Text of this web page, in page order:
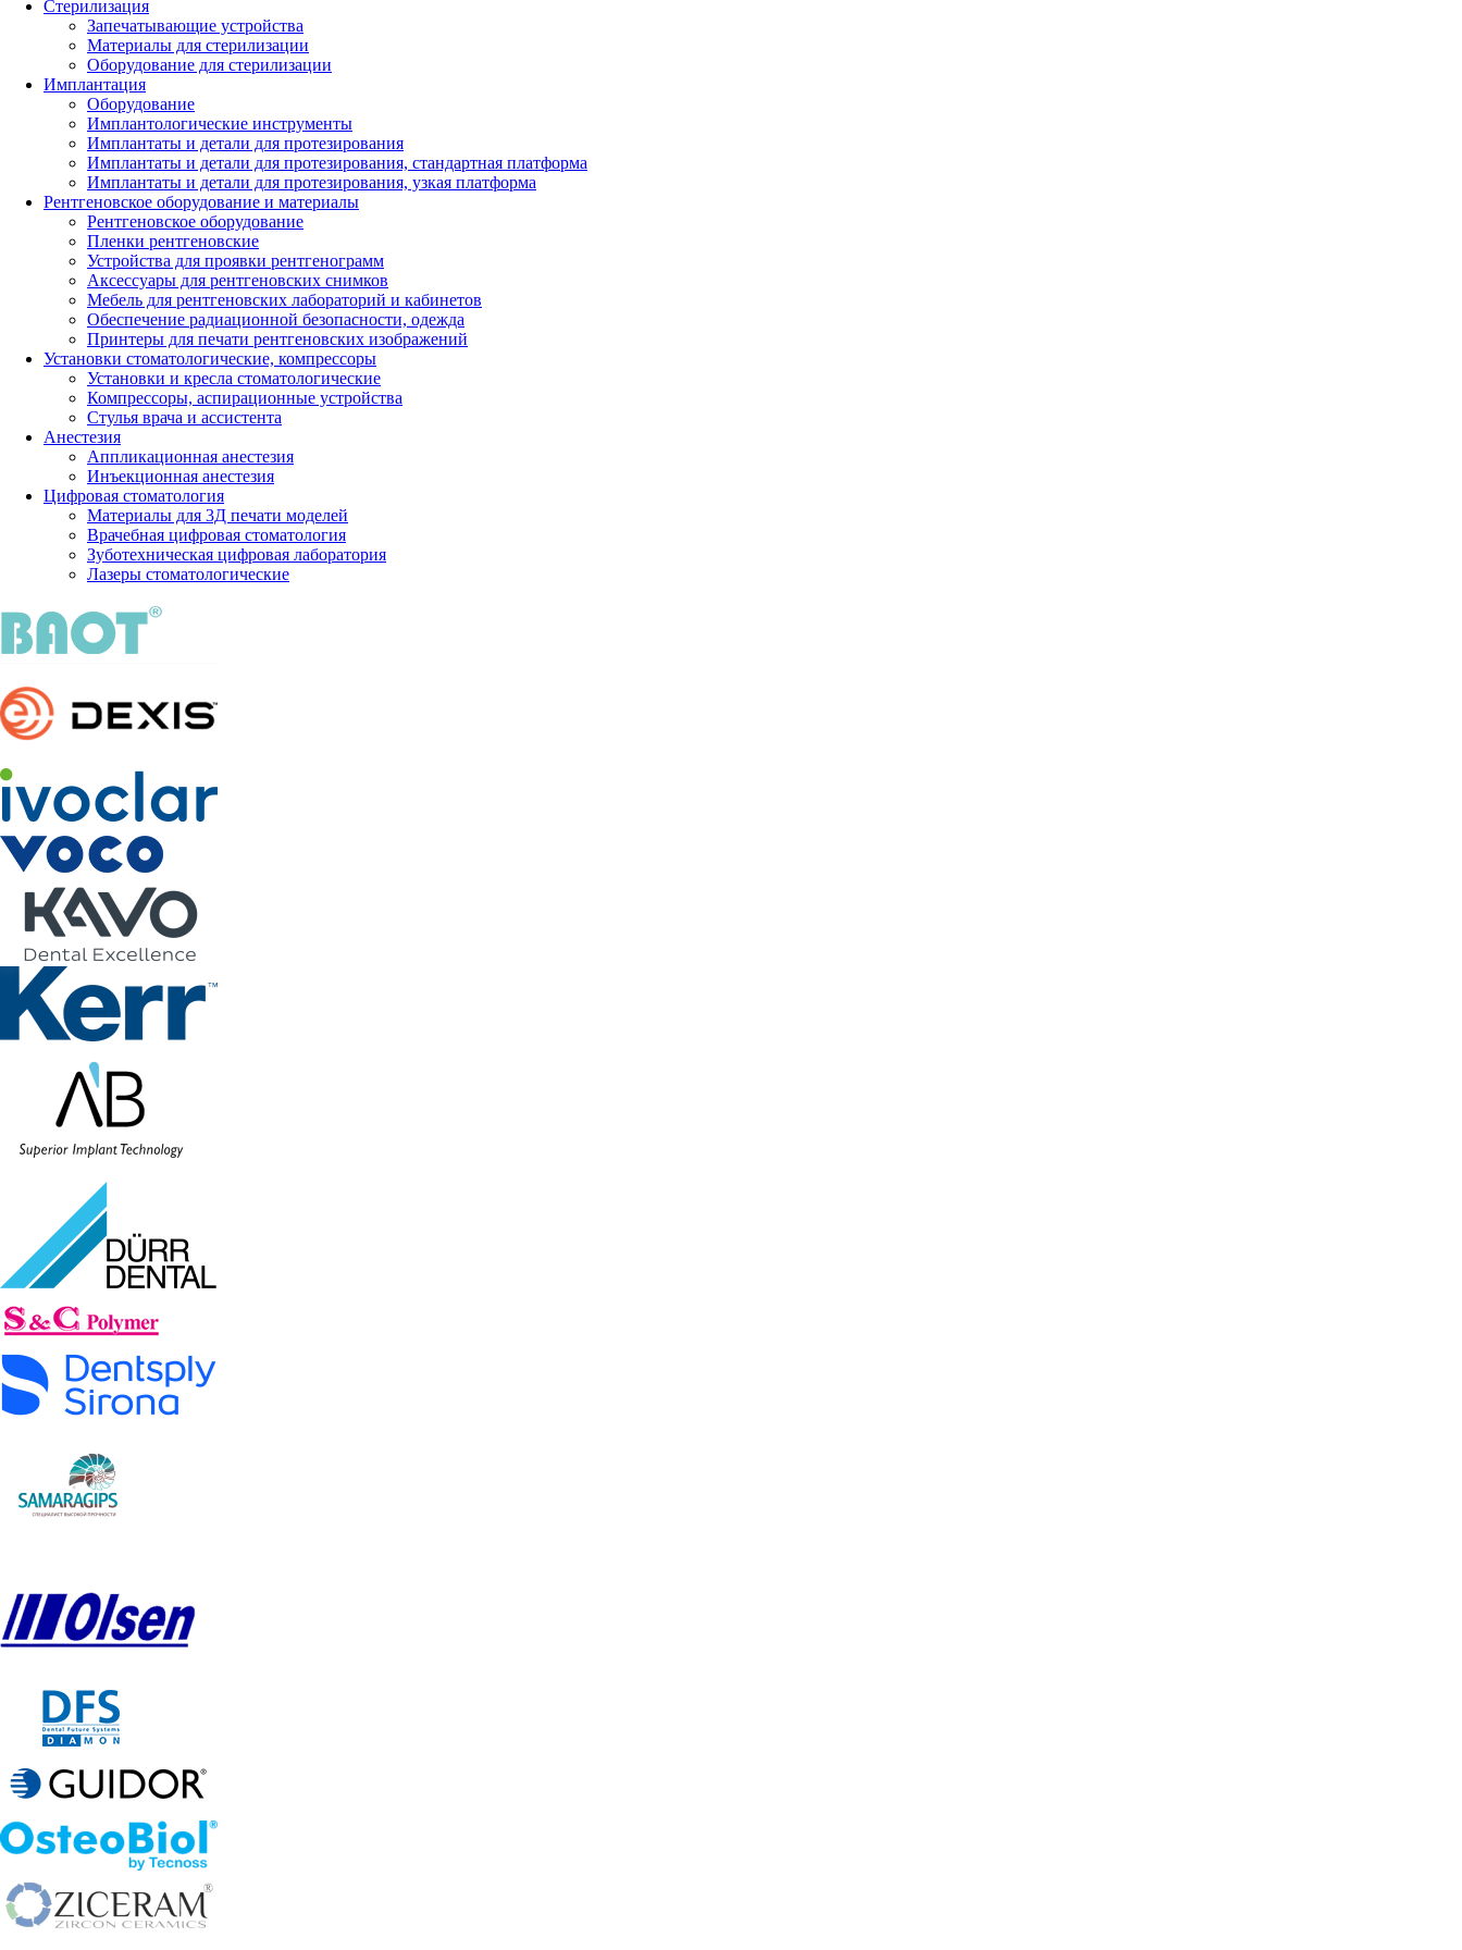
Стерилизация
Запечатывающие устройства
Материалы для стерилизации
Оборудование для стерилизации
Имплантация
Оборудование
Имплантологические инструменты
Имплантаты и детали для протезирования
Имплантаты и детали для протезирования, стандартная платформа
Имплантаты и детали для протезирования, узкая платформа
Рентгеновское оборудование и материалы
Рентгеновское оборудование
Пленки рентгеновские
Устройства для проявки рентгенограмм
Аксессуары для рентгеновских снимков
Мебель для рентгеновских лабораторий и кабинетов
Обеспечение радиационной безопасности, одежда
Принтеры для печати рентгеновских изображений
Установки стоматологические, компрессоры
Установки и кресла стоматологические
Компрессоры, аспирационные устройства
Стулья врача и ассистента
Анестезия
Аппликационная анестезия
Инъекционная анестезия
Цифровая стоматология
Материалы для 3Д печати моделей
Врачебная цифровая стоматология
Зуботехническая цифровая лаборатория
Лазеры стоматологические